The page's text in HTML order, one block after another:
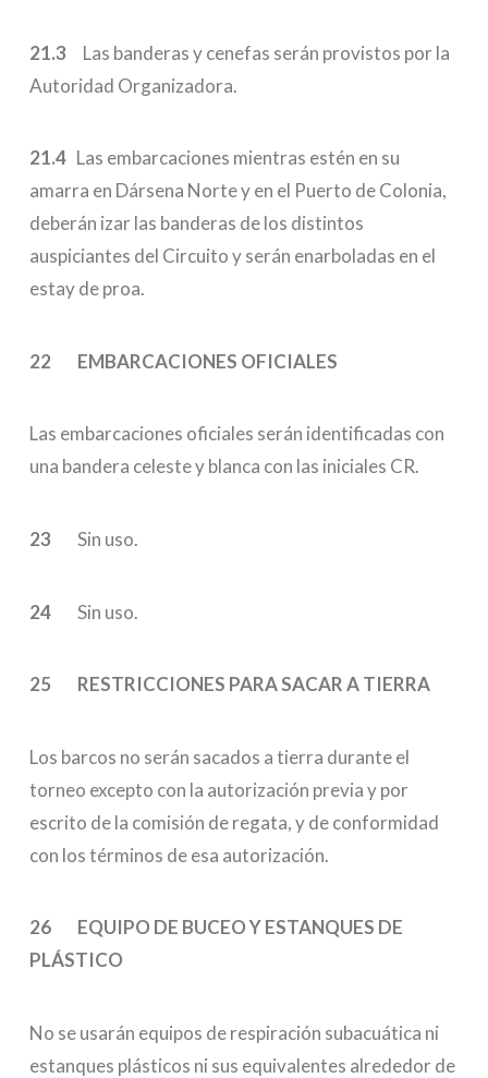
21.3 Las banderas y cenefas serán provistos por la
Autoridad Organizadora.
21.4Las embarcaciones mientras estén en su
amarra en Dársena Norte y en el Puerto de Colonia,
deberán izar las banderas de los distintos
auspiciantes del Circuito y serán enarboladas en el
estay de proa.
22 EMBARCACIONES OFICIALES
Las embarcaciones oficiales serán identificadas con
una bandera celeste y blanca con las iniciales CR.
23 Sin uso.
24 Sin uso.
25 RESTRICCIONES PARA SACAR A TIERRA
Los barcos no serán sacados a tierra durante el
torneo excepto con la autorización previa y por
escrito de la comisión de regata, y de conformidad
con los términos de esa autorización.
26 EQUIPO DE BUCEO Y ESTANQUES DE
PLÁSTICO
No se usarán equipos de respiración subacuática ni
estanques plásticos ni sus equivalentes alrededor de